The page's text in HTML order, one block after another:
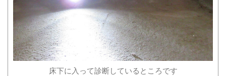
床下に入って診断しているところです